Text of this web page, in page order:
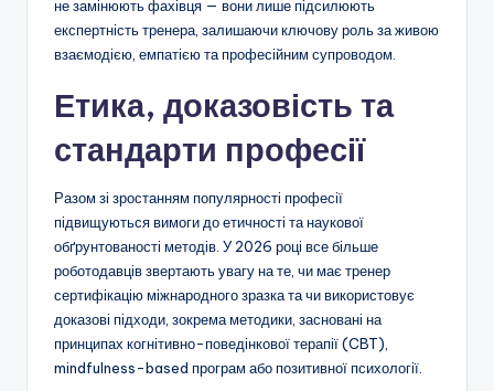
не замінюють фахівця — вони лише підсилюють
експертність тренера, залишаючи ключову роль за живою
взаємодією, емпатією та професійним супроводом.
Етика, доказовість та
стандарти професії
Разом зі зростанням популярності професії
підвищуються вимоги до етичності та наукової
обґрунтованості методів. У 2026 році все більше
роботодавців звертають увагу на те, чи має тренер
сертифікацію міжнародного зразка та чи використовує
доказові підходи, зокрема методики, засновані на
принципах когнітивно-поведінкової терапії (CBT),
mindfulness-based програм або позитивної психології.